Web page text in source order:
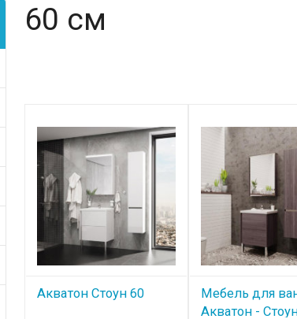
60 см
Акватон Стоун 60
Мебель для
Акватон -